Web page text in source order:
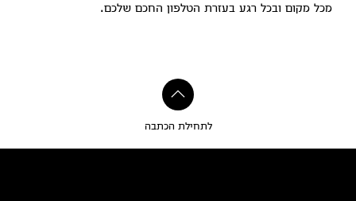
מכל מקום ובכל רגע בעזרת הטלפון החכם שלכם.
לתחילת הכתבה